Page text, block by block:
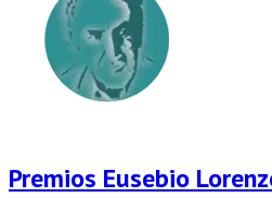
Premios Eusebio